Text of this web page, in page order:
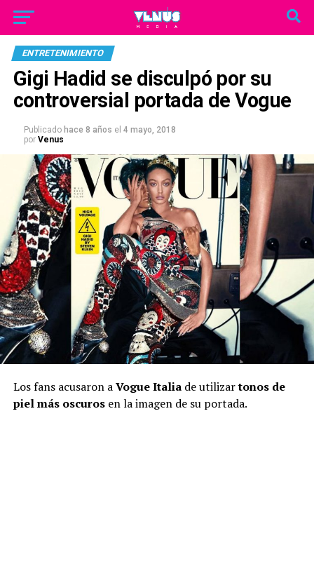
ENTRETENIMIENTO
Gigi Hadid se disculpó por su
controversial portada de Vogue
Publicado hace 8 años el 4 mayo, 2018
por Venus
Los fans acusaron aVogue Italiade utilizartonos de
piel más oscurosen la imagen de su portada.